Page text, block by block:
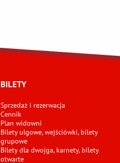
BILETY
Sprzedaż i rezerwacja
Cennik
Plan widowni
Bilety ulgowe, wejściówki, bilety
grupowe
Bilety dla dwojga, karnety, bilety
otwarte